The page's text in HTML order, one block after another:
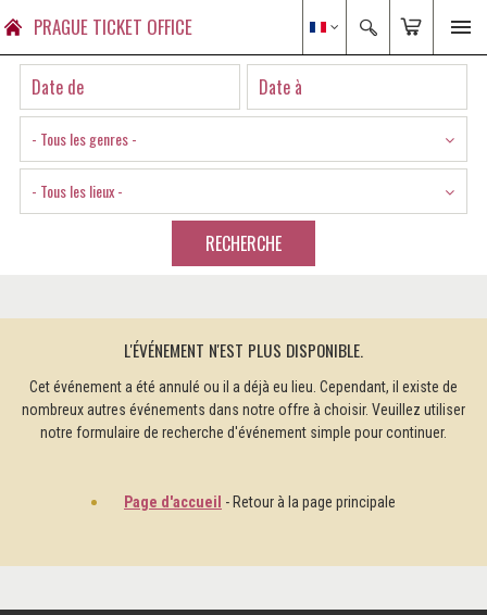
PRAGUE TICKET OFFICE
- Tous les genres -
- Tous les lieux -
RECHERCHE
L'ÉVÉNEMENT N'EST PLUS DISPONIBLE.
Cet événement a été annulé ou il a déjà eu lieu. Cependant, il existe de
nombreux autres événements dans notre offre à choisir. Veuillez utiliser
notre formulaire de recherche d'événement simple pour continuer.
Page d'accueil - Retour à la page principale